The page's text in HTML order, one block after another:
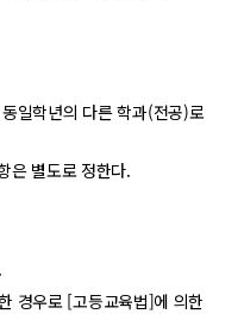
일학년의 다른 학과(전공)로
은 별도로 정한다.
경우로 [고등교육법]에 의한